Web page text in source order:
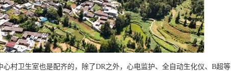
心村卫生室也是配齐的，除了DR之外，心电监护、全自动生化仪、B超等